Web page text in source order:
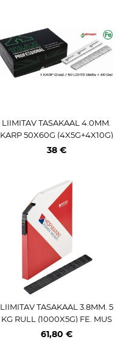
LIIMITAV TASAKAAL 4.0MM.
KARP 50X60G (4X5G+4X10G)
FE. HALL PULBERV. LOHMA
38 €
LIIMITAV TASAKAAL 3.8MM. 5
KG RULL (1000X5G) FE. MUS
T. SPEEDLINER TEIP. 355 2.0
61,80 €